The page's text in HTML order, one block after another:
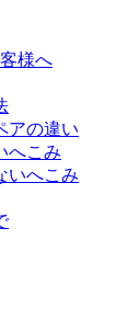
様へ
アの違い
へこみ
いへこみ